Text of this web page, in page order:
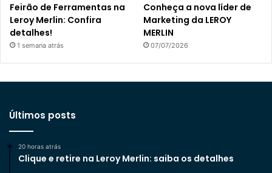
Feirão de Ferramentas na
Leroy Merlin: Confira
detalhes!
1 semana atrás
Conheça a nova líder de
Marketing da LEROY
MERLIN
07/07/2026
Últimos posts
20 horas atrás
Clique e retire na Leroy Merlin: saiba os detalhes